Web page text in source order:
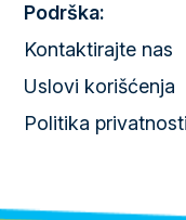
Podrška:
Kontaktirajte nas
Uslovi korišćenja
Politika privatnosti